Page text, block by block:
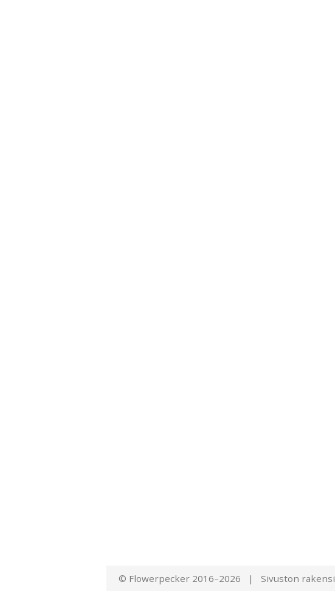
© Flowerpecker 2016–2026 | Sivuston rakensi